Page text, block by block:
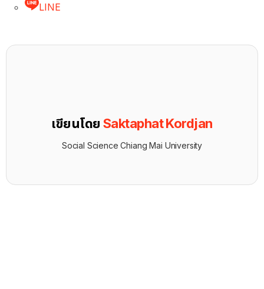
LINE
เขียนโดย Saktaphat Kordjan
Social Science Chiang Mai University